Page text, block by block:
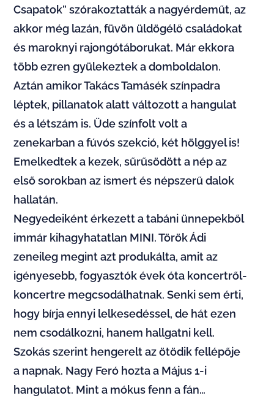
Csapatok” szórakoztatták a nagyérdeműt, az
akkor még lazán, füvön üldögélő családokat
és maroknyi rajongótáborukat. Már ekkora
több ezren gyülekeztek a domboldalon.
Aztán amikor Takács Tamásék színpadra
léptek, pillanatok alatt változott a hangulat
és a létszám is. Üde színfolt volt a
zenekarban a fúvós szekció, két hölggyel is!
Emelkedtek a kezek, sűrűsödött a nép az
első sorokban az ismert és népszerű dalok
hallatán.
Negyedeiként érkezett a tabáni ünnepekből
immár kihagyhatatlan MINI. Török Ádi
zeneileg megint azt produkálta, amit az
igényesebb, fogyasztók évek óta koncertről-
koncertre megcsodálhatnak. Senki sem érti,
hogy bírja ennyi lelkesedéssel, de hát ezen
nem csodálkozni, hanem hallgatni kell.
Szokás szerint hengerelt az ötödik fellépője
a napnak. Nagy Feró hozta a Május 1-i
hangulatot. Mint a mókus fenn a fán…